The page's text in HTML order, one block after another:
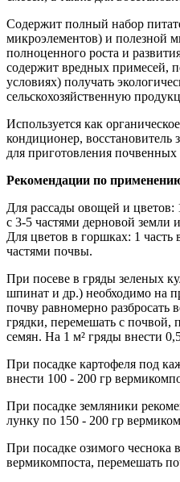
Содержит полный набор
микроэлементов) и полезной
полноценного роста и
содержит вредных примесей,
условиях) получать
сельскохозяйственную
Используется как
кондиционер, восстановитель
для приготовления почвенных
Рекомендации по
Для рассады овощей и цветов:
с 3-5 частями дерновой земли
Для цветов в горшках: 1
частями почвы.
При посеве в гряды зеленых
шпинат и др.) необходимо на
почву равномерно разбросать
грядки, перемешать с почвой,
семян. На 1 м² гряды внести
При посадке картофеля под
внести 100 - 200 гр
При посадке земляники
лунку по 150 - 200 гр
При посадке озимого чеснока
вермикомпоста, перемешать